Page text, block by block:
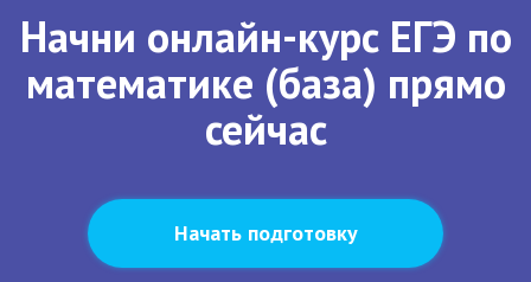
Начни онлайн-курс ЕГЭ по
математике (база) прямо
сейчас
Начать подготовку